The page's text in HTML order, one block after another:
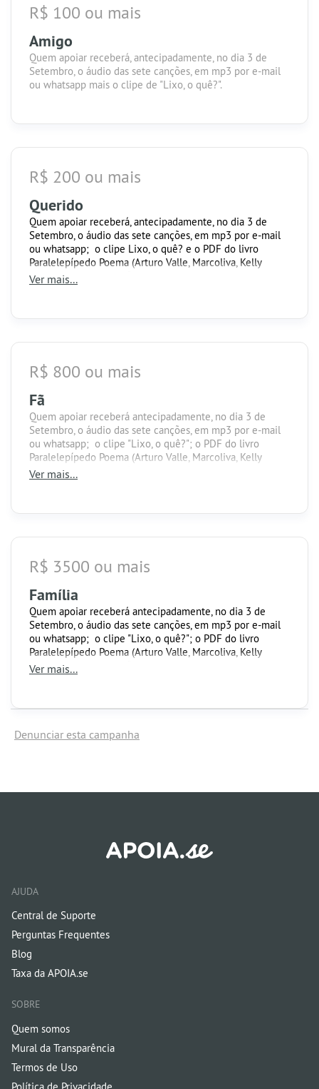
R$ 100 ou mais
Amigo
Quem apoiar receberá, antecipadamente, no dia 3 de
Setembro, o áudio das sete canções, em mp3 por e-mail
ou whatsapp mais o clipe de "Lixo, o quê?".
R$ 200 ou mais
Querido
Quem apoiar receberá, antecipadamente, no dia 3 de
Setembro, o áudio das sete canções, em mp3 por e-mail
ou whatsapp; o clipe Lixo, o quê? e o PDF do livro
Paralelepípedo Poema (Arturo Valle, Marcoliva, Kelly
Oliveira, Paula Guimarães e Tatiana Cobbett).
Ver mais...
R$ 800 ou mais
Fã
Quem apoiar receberá antecipadamente, no dia 3 de
Setembro, o áudio das sete canções, em mp3 por e-mail
ou whatsapp; o clipe "Lixo, o quê?"; o PDF do livro
Paralelepípedo Poema (Arturo Valle, Marcoliva, Kelly
Oliveira, Paula Guimarães e Tatiana Cobbett) e uma
camiseta da Cidadão Global, com frases de canções de
Ver mais...
R$ 3500 ou mais
Família
Quem apoiar receberá antecipadamente, no dia 3 de
Setembro, o áudio das sete canções, em mp3 por e-mail
ou whatsapp; o clipe "Lixo, o quê?"; o PDF do livro
Paralelepípedo Poema (Arturo Valle, Marcoliva, Kelly
Oliveira, Paula Guimarães e Tatiana Cobbett); uma
camiseta da Cidadão Global, com frases de canções de
presencial, do artista solo, em data a ser combinada.
Ver mais...
Denunciar esta campanha
AJUDA
Central de Suporte
Perguntas Frequentes
Blog
Taxa da APOIA.se
SOBRE
Quem somos
Mural da Transparência
Termos de Uso
Política de Privacidade